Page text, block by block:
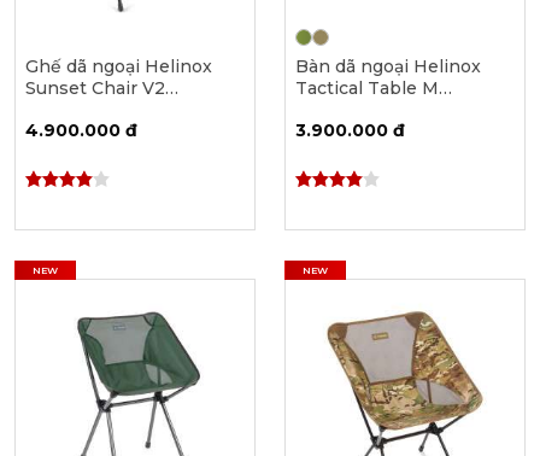
Ghế dã ngoại Helinox
Sunset Chair V2
4.900.000 đ
Bàn dã ngoại Helinox
Tactical Table M
3.900.000 đ
NEW NEW